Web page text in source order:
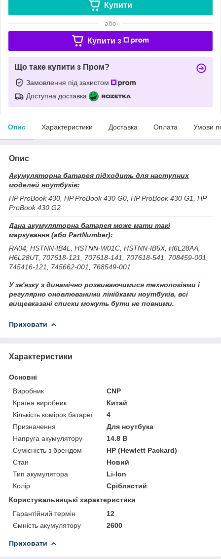
Купити
або
Купити з
Що таке купити з Пром?
Замовлення під захистом
Доступна доставка
Опис Характеристики Доставка Оплата Умови
Опис
Акумуляторна батарея підходить для наступних
моделей ноутбуків:
HP ProBook 430, HP ProBook 430 G0, HP ProBook 430 G1, HP
ProBook 430 G2
Дана акумуляторна батарея може мати такі
маркування (або PartNumber):
RA04, HSTNN-IB4L, HSTNN-W01C, HSTNN-IB5X, H6L28AA,
H6L28UT, 707618-121, 707618-141, 707618-541, 708459-001,
745416-121, 745662-001, 768549-001
У зв'язку з динамічно розвиваючимися технологіями і
регулярно оновлюваними лінійками ноутбуків, всі
вищевказані списки можуть бути не повними.
Приховати
Характеристики
Основні
Виробник
CNP
Країна виробник
Китай
Кількість комірок батареї
4
Призначення
Для ноутбука
Напруга акумулятору
14.8 В
Сумісність з брендом
HP (Hewlett Packard)
Стан
Новий
Тип акумулятора
Li-Ion
Колір
Сріблястий
Користувальницькі характеристики
Гарантійний термін
12
Ємність акумулятору
2600
Приховати